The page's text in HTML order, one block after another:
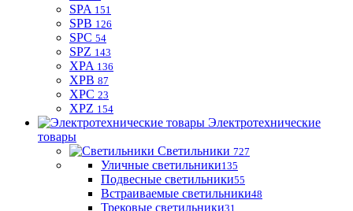
SPA 151
SPB 126
SPC 54
SPZ 143
XPA 136
XPB 87
XPC 23
XPZ 154
Электротехнические
товары
Светильники 727
Уличные светильники135
Подвесные светильники55
Встраиваемые светильники48
Трековые светильники31